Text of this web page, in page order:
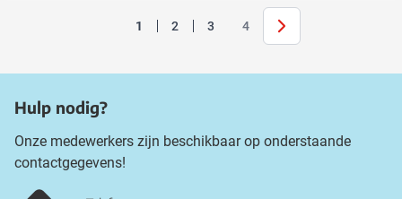
U lees momenteel pagina
1 Pagina
2 Pagina
3 Pagina
4 Volgende
Hulp nodig?
Onze medewerkers zijn beschikbaar op onderstaande
contactgegevens!